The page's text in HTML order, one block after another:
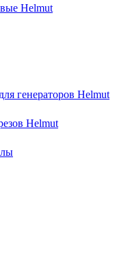
Helmut
генераторов Helmut
Helmut